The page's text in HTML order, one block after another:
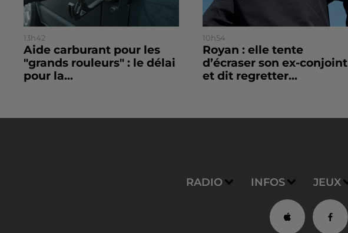
13h42
Aide carburant pour les
"grands rouleurs" : le délai
pour la...
10h54
Royan : elle tente
d’écraser son ex-conjoint
et dit regretter...
RADIO INFOS JEUX